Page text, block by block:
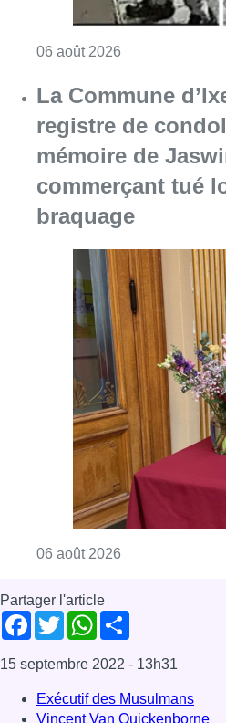
06 août 2026
La Commune
registre de
mémoire de
commerçant tué
braquage
06 août 2026
Partager l'article
Facebook
TwitterWhatsApp
15 septembre 2022 - 13h31
Exécutif des Musulmans
Vincent Van Quickenborne